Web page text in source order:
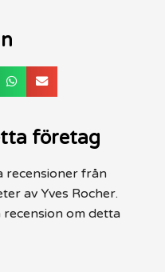
företag
recensioner från
av Yves Rocher.
om detta